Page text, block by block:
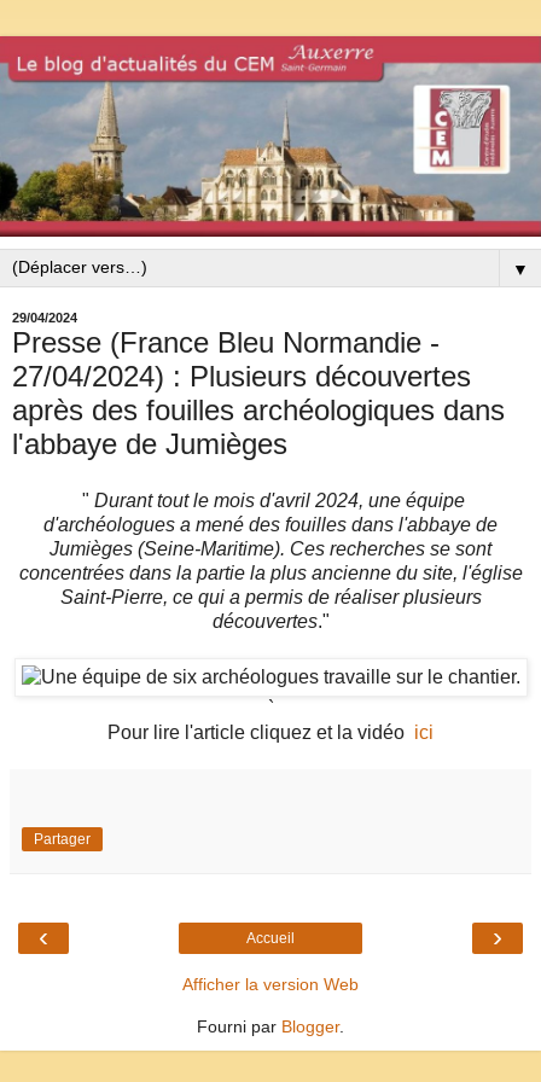
▼
29/04/2024
Presse (France Bleu Normandie -
27/04/2024) : Plusieurs découvertes
après des fouilles archéologiques dans
l'abbaye de Jumièges
" Durant tout le mois d'avril 2024, une équipe
d'archéologues a mené des fouilles dans l'abbaye de
Jumièges (Seine-Maritime). Ces recherches se sont
concentrées dans la partie la plus ancienne du site, l'église
Saint-Pierre, ce qui a permis de réaliser plusieurs
découvertes."
`
Pour lire l'article cliquez et la vidéo ici
Partager
‹ ›
Accueil
Afficher la version Web
Fourni par Blogger.